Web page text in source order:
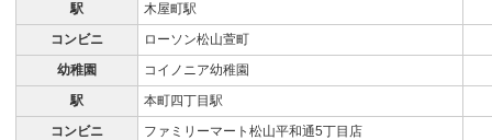
駅
木屋町駅
コンビニ
ローソン松山萱町
幼稚園
コイノニア幼稚園
駅
本町四丁目駅
コンビニ
ファミリーマート松山平和通5丁目店